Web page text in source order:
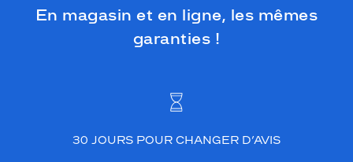
En magasin et en ligne, les mêmes
garanties !
30 JOURS POUR CHANGER D’AVIS